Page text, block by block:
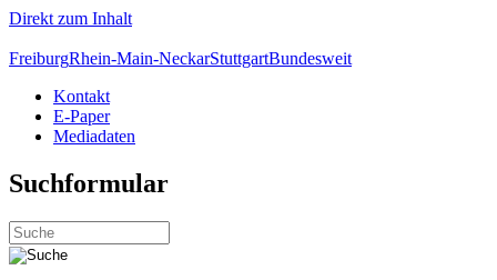
Direkt zum Inhalt
FreiburgRhein-Main-NeckarStuttgartBundesweit
Kontakt
E-Paper
Mediadaten
Suchformular